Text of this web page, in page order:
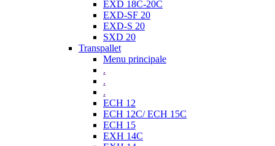
EXD 18C-20C
EXD-SF 20
EXD-S 20
SXD 20
Transpallet
Menu principale
.
.
.
ECH 12
ECH 12C/ ECH 15C
ECH 15
EXH 14C